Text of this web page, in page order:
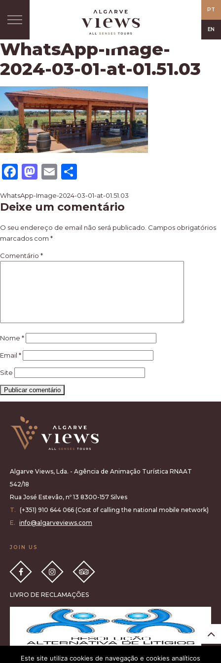
PT
EN
WhatsApp-Image-
2024-03-01-at-01.51.03
Facebook
Mastodon
Email
Navegação
de
artigos
WhatsApp-Image-2024-03-01-at-01.51.03
Deixe um comentário
O seu endereço de email não será publicado. Campos obrigatórios
marcados com *
Comentário *
Nome *
Email *
Site
Algarve Views, Lda. - Agência de Animação Turística RNAAT
542/18
Rua José Estevão, nº 13 8300-157 Silves
T. (+351) 910 644 066 (Cost of calling the national mobile network)
E. info@algarveviews.com
JOIN US
LIVRO DE RECLAMAÇÕES
Este site utiliza cookies de navegação e cookies analíticos